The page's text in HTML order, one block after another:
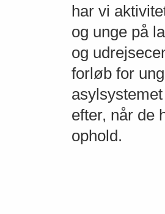
har vi
og unge på
og
forløb for
efter, når de
ophold.